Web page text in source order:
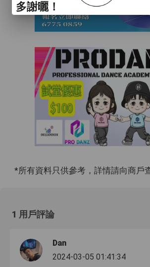
*所有資料只供參考，詳情請向商戶
1 用戶評論
Dan
2024-03-05 01:41:34
多謝曬！